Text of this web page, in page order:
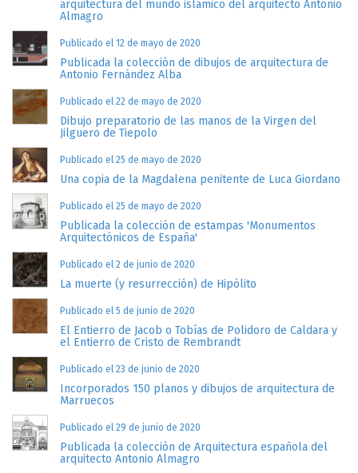
arquitectura del mundo islámico del arquitecto Antonio
Almagro
Publicado el 12 de mayo de 2020
Publicada la colección de dibujos de arquitectura de
Antonio Fernández Alba
Publicado el 22 de mayo de 2020
Dibujo preparatorio de las manos de la Virgen del
Jilguero de Tiepolo
Publicado el 25 de mayo de 2020
Una copia de la Magdalena penitente de Luca Giordano
Publicado el 25 de mayo de 2020
Publicada la colección de estampas 'Monumentos
Arquitectónicos de España'
Publicado el 2 de junio de 2020
La muerte (y resurrección) de Hipólito
Publicado el 5 de junio de 2020
El Entierro de Jacob o Tobías de Polidoro de Caldara y
el Entierro de Cristo de Rembrandt
Publicado el 23 de junio de 2020
Incorporados 150 planos y dibujos de arquitectura de
Marruecos
Publicado el 29 de junio de 2020
Publicada la colección de Arquitectura española del
arquitecto Antonio Almagro